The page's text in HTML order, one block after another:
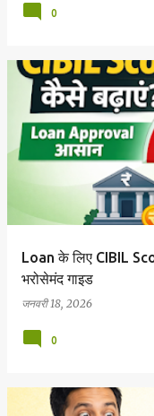
0
Loan के लिए CIBIL
भरोसेमंद गाइड
जनवरी 18, 2026
0